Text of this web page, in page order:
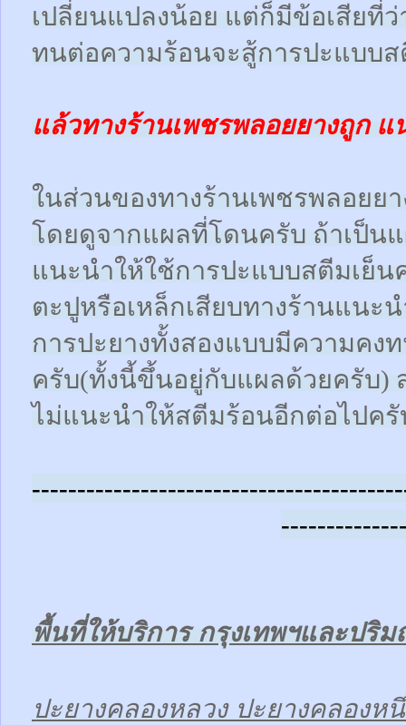
เปลี่ยนแปลงน้อย แต่ก็มีข้อเสียที่
ทนต่อความร้อนจะสู้การปะแบบ
แล้วทางร้านเพชรพลอยยางถูก
ในส่วนของทางร้านเพชรพลอยย
โดยดูจากแผลที่โดนครับ ถ้าเป็น
แนะนำให้ใช้การปะแบบสตีมเย็
ตะปูหรือเหล็กเสียบทางร้านแนะ
การปะยางทั้งสองแบบมีความคง
ครับ(ทั้งนี้ขึ้นอยู่กับแผลด้วยครับ)
ไม่แนะนำให้สตีมร้อนอีกต่อไปครั
พื้นที่ให้บริการ กรุงเทพฯและปริ
ปะยางคลองหลวง ปะยางคลองห